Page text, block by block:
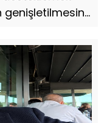
genişletilmesini